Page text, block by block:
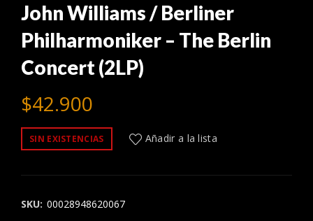
John Williams / Berliner
Philharmoniker – The Berlin
Concert (2LP)
$42.900
SIN EXISTENCIAS Añadir a la lista
SKU: 00028948620067